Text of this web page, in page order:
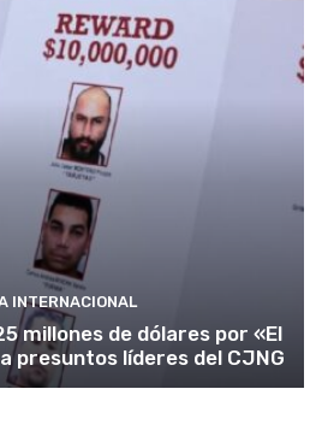
INTERNACIONAL
millones de dólares por «El
presuntos líderes del CJNG